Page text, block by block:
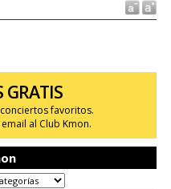
GRATIS
favoritos.
al Club Kmon.